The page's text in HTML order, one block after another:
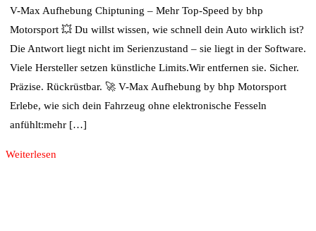
V-Max Aufhebung Chiptuning – Mehr Top-Speed by bhp
Motorsport 💥 Du willst wissen, wie schnell dein Auto wirklich ist?
Die Antwort liegt nicht im Serienzustand – sie liegt in der Software.
Viele Hersteller setzen künstliche Limits.Wir entfernen sie. Sicher.
Präzise. Rückrüstbar. 🚀 V-Max Aufhebung by bhp Motorsport
Erlebe, wie sich dein Fahrzeug ohne elektronische Fesseln
anfühlt:mehr […]
Weiterlesen